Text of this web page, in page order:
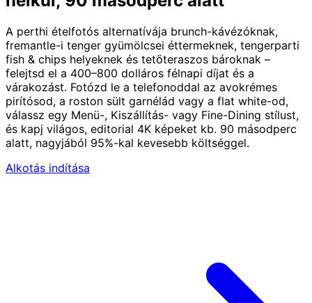
A perthi ételfotós alternatívája brunch-kávézóknak,
fremantle-i tenger gyümölcsei éttermeknek, tengerparti
fish & chips helyeknek és tetőteraszos bároknak –
felejtsd el a 400–800 dolláros félnapi díjat és a
várakozást. Fotózd le a telefonoddal az avokrémes
pirítósod, a roston sült garnélád vagy a flat white-od,
válassz egy Menü-, Kiszállítás- vagy Fine-Dining stílust,
és kapj világos, editorial 4K képeket kb. 90 másodperc
alatt, nagyjából 95%-kal kevesebb költséggel.
Alkotás indítása